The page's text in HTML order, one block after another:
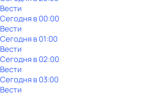
Вести
Сегодня в 00:00
Вести
Сегодня в 01:00
Вести
Сегодня в 02:00
Вести
Сегодня в 03:00
Вести